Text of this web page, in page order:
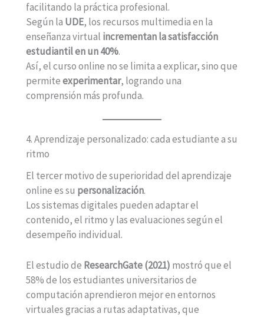
facilitando la práctica profesional.
Según la UDE, los recursos multimedia en la
enseñanza virtual incrementan la satisfacción
estudiantil en un 40%.
Así, el curso online no se limita a explicar, sino que
permiteexperimentar, logrando una
comprensión más profunda.
4. Aprendizaje personalizado: cada estudiante a su
ritmo
El tercer motivo de superioridad del aprendizaje
online es su personalización.
Los sistemas digitales pueden adaptar el
contenido, el ritmo y las evaluaciones según el
desempeño individual.
El estudio de ResearchGate (2021) mostró que el
58% de los estudiantes universitarios de
computación aprendieron mejor en entornos
virtuales gracias a rutas adaptativas, que